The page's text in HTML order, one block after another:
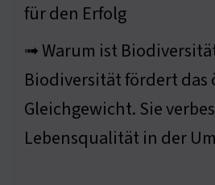
für den Erfolg
➟ Warum ist
Biodiversität fördert das
Gleichgewicht. Sie
Lebensqualität in der